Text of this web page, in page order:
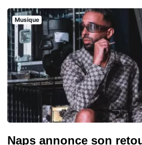
Musique
Naps annonce son